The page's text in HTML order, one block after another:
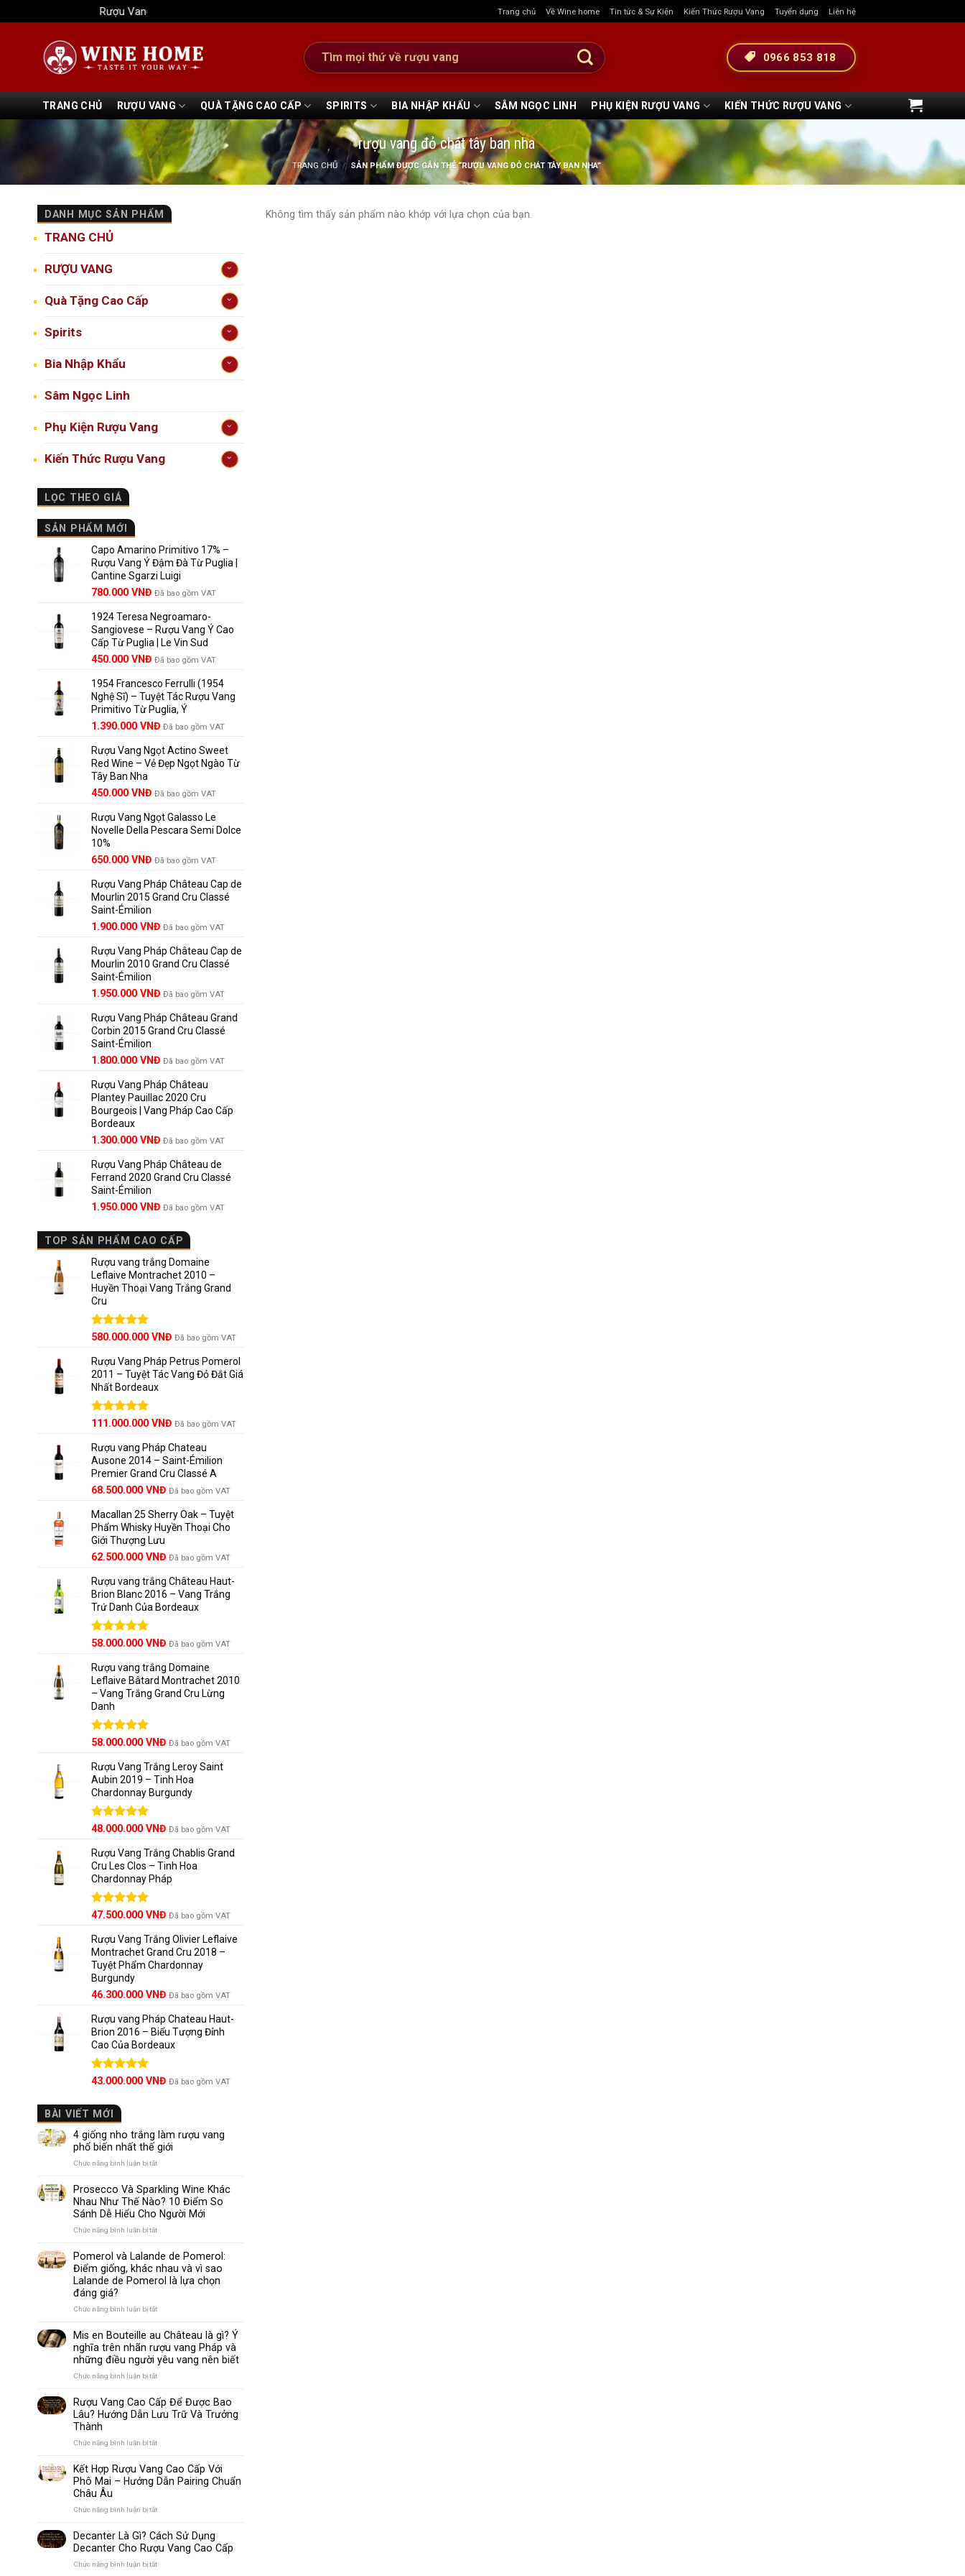
qua
Rượu Vang Wine Home Trang chủ Về Wine home Tin tức & Sự Kiện Kiến Thức Rượu Vang Tuyển dụng Liên hệ
Tìm
kiếm:
0966 853 818
TRANG CHỦ RƯỢU VANG QUÀ TẶNG CAO CẤP SPIRITS BIA NHẬP KHẨU SÂM NGỌC LINH PHỤ KIỆN RƯỢU VANG KIẾN THỨC RƯỢU VANG
rượu vang đỏ chát tây ban nha
TRANG CHỦ / SẢN PHẨM ĐƯỢC GẮN THẺ “RƯỢU VANG ĐỎ CHÁT TÂY BAN NHA”
DANH MỤC SẢN PHẨM
TRANG CHỦ
RƯỢU VANG
Quà Tặng Cao Cấp
Spirits
Bia Nhập Khẩu
Sâm Ngọc Linh
Phụ Kiện Rượu Vang
Kiến Thức Rượu Vang
LỌC THEO GIÁ
SẢN PHẨM MỚI
Capo Amarino Primitivo 17% –
Rượu Vang Ý Đậm Đà Từ Puglia |
Cantine Sgarzi Luigi
Giá
là:
858.000 VNĐ.
780.000 VNĐGiá
tại
là:
780.000 VNĐ.
Đã bao gồm VAT
1924 Teresa Negroamaro-
Sangiovese – Rượu Vang Ý Cao
Cấp Từ Puglia | Le Vin Sud
Giá
là:
495.000 VNĐ.
450.000 VNĐGiá
tại
là:
450.000 VNĐ.
Đã bao gồm VAT
1954 Francesco Ferrulli (1954
Nghệ Sĩ) – Tuyệt Tác Rượu Vang
Primitivo Từ Puglia, Ý
Giá
là:
1.529.000 VNĐ.
1.390.000 VNĐGiá
tại
là:
Đã bao gồm VAT
Rượu Vang Ngọt Actino Sweet
Red Wine – Vẻ Đẹp Ngọt Ngào Từ
Tây Ban Nha
450.000 VNĐ Đã bao gồm VAT
Rượu Vang Ngọt Galasso Le
Novelle Della Pescara Semi Dolce
10%
650.000 VNĐ Đã bao gồm VAT
Rượu Vang Pháp Château Cap de
Mourlin 2015 Grand Cru Classé
Saint-Émilion
Giá
là:
2.800.000 VNĐ.
1.900.000 VNĐGiá
tại
là:
Đã bao gồm VAT
Rượu Vang Pháp Château Cap de
Mourlin 2010 Grand Cru Classé
Saint-Émilion
Giá
là:
2.950.000 VNĐ.
1.950.000 VNĐGiá
tại
là:
Đã bao gồm VAT
Rượu Vang Pháp Château Grand
Corbin 2015 Grand Cru Classé
Saint-Émilion
Giá
là:
2.500.000 VNĐ.
1.800.000 VNĐGiá
tại
là:
1.800.000 VNĐ.
Đã bao gồm VAT
Rượu Vang Pháp Château
Plantey Pauillac 2020 Cru
Bourgeois | Vang Pháp Cao Cấp
Bordeaux
Giá
là:
1.850.000 VNĐ.
1.300.000 VNĐGiá
tại
là:
Đã bao gồm VAT
Rượu Vang Pháp Château de
Ferrand 2020 Grand Cru Classé
Saint-Émilion
Giá
là:
2.800.000 VNĐ.
1.950.000 VNĐGiá
tại
là:
1.950.000 VNĐ.
Đã bao gồm VAT
TOP SẢN PHẨM CAO CẤP
Rượu vang trắng Domaine
Leflaive Montrachet 2010 –
Huyền Thoại Vang Trắng Grand
Cru
Được xếp
5 sao
580.000.000 VNĐ Đã bao gồm VAT
Rượu Vang Pháp Petrus Pomerol
2011 – Tuyệt Tác Vang Đỏ Đắt Giá
Nhất Bordeaux
Được xếp
5 sao
Giá
là:
125.000.000 VNĐ.
111.000.000 VNĐGiá
tại
là:
111.000.000 VNĐ.
Đã bao gồm VAT
Rượu vang Pháp Chateau
Ausone 2014 – Saint-Émilion
Premier Grand Cru Classé A
68.500.000 VNĐ Đã bao gồm VAT
Macallan 25 Sherry Oak – Tuyệt
Phẩm Whisky Huyền Thoại Cho
Giới Thượng Lưu
Giá
là:
65.000.000 VNĐ.
62.500.000 VNĐGiá
tại
là:
62.500.000 VNĐ.
Đã bao gồm VAT
Rượu vang trắng Château Haut-
Brion Blanc 2016 – Vang Trắng
Trứ Danh Của Bordeaux
Được xếp
5 sao
58.000.000 VNĐ Đã bao gồm VAT
Rượu vang trắng Domaine
Leflaive Bâtard Montrachet 2010
– Vang Trắng Grand Cru Lừng
Danh
Được xếp
5 sao
58.000.000 VNĐ Đã bao gồm VAT
Rượu Vang Trắng Leroy Saint
Aubin 2019 – Tinh Hoa
Chardonnay Burgundy
Được xếp
5 sao
48.000.000 VNĐ Đã bao gồm VAT
Rượu Vang Trắng Chablis Grand
Cru Les Clos – Tinh Hoa
Chardonnay Pháp
Được xếp
5 sao
47.500.000 VNĐ Đã bao gồm VAT
Rượu Vang Trắng Olivier Leflaive
Montrachet Grand Cru 2018 –
Tuyệt Phẩm Chardonnay
Burgundy
46.300.000 VNĐ Đã bao gồm VAT
Rượu vang Pháp Chateau Haut-
Brion 2016 – Biểu Tượng Đỉnh
Cao Của Bordeaux
Được xếp
5 sao
43.000.000 VNĐ Đã bao gồm VAT
BÀI VIẾT MỚI
4 giống nho trắng làm rượu vang
phổ biến nhất thế giới
Chức năng bình luận bị tắtở
giống
nho
trắng
làm
biến
nhất
thế
Prosecco Và Sparkling Wine Khác
Nhau Như Thế Nào? 10 Điểm So
Sánh Dễ Hiểu Cho Người Mới
Chức năng bình luận bị tắtở
Và
Sparkling
Wine
Khác
10
Điểm
So
Dễ
Cho
Người
Pomerol và Lalande de Pomerol:
Điểm giống, khác nhau và vì sao
Lalande de Pomerol là lựa chọn
đáng giá?
Chức năng bình luận bị tắtở
Lalande
de
Pomerol:
nhau
và
Pomerol
là
đáng
Mis en Bouteille au Château là gì? Ý
nghĩa trên nhãn rượu vang Pháp và
những điều người yêu vang nên biết
Chức năng bình luận bị tắtở
en
Bouteille
au
nghĩa
trên
và
những
người
Rượu Vang Cao Cấp Để Được Bao
Lâu? Hướng Dẫn Lưu Trữ Và Trưởng
Thành
Chức năng bình luận bị tắtở
Vang
Cao
Cấp
Hướng
Dẫn
Kết Hợp Rượu Vang Cao Cấp Với
Phô Mai – Hướng Dẫn Pairing Chuẩn
Châu Âu
Chức năng bình luận bị tắtở
Hợp
Rượu
Vang
Cao
Decanter Là Gì? Cách Sử Dụng
Decanter Cho Rượu Vang Cao Cấp
Chức năng bình luận bị tắtở
Không tìm thấy sản phẩm nào khớp với lựa chọn của bạn.